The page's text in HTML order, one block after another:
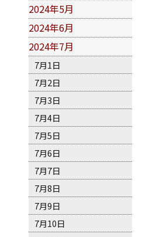
2024年5月
2024年6月
2024年7月
7月1日
7月2日
7月3日
7月4日
7月5日
7月6日
7月7日
7月8日
7月9日
7月10日